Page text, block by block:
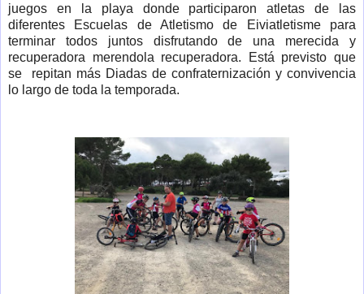
juegos en la playa donde participaron atletas de las
diferentes Escuelas de Atletismo de Eiviatletisme para
terminar todos juntos disfrutando de una merecida y
recuperadora merendola recuperadora. Está previsto que
se repitan más Diadas de confraternización y convivencia
lo largo de toda la temporada.